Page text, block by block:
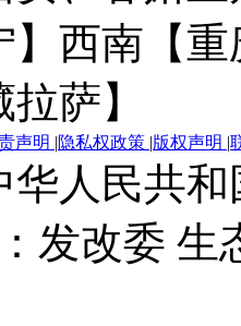
西南【
萨】
声明 |隐私权政策 |版权声明 |
华人民共
发改委 生